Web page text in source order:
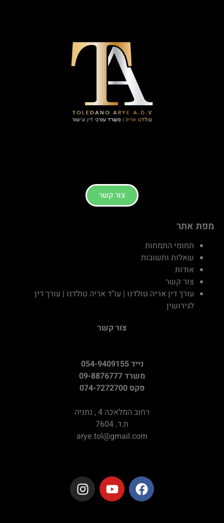
צור קשר
מפת אתר
תחומי התמחות
שאלות ותשובות
אודות
צור קשר
עורך דין אריה טולדנו | עו"ד אריה טולדנו | עורך דין
לגירושין
צור קשר
נייד 054-9409155
משרד 09-8876777
פקס 074-7272700
רחוב המלאכה 4 , נתניה
ת.ד. 7604
arye.tol@gmail.com